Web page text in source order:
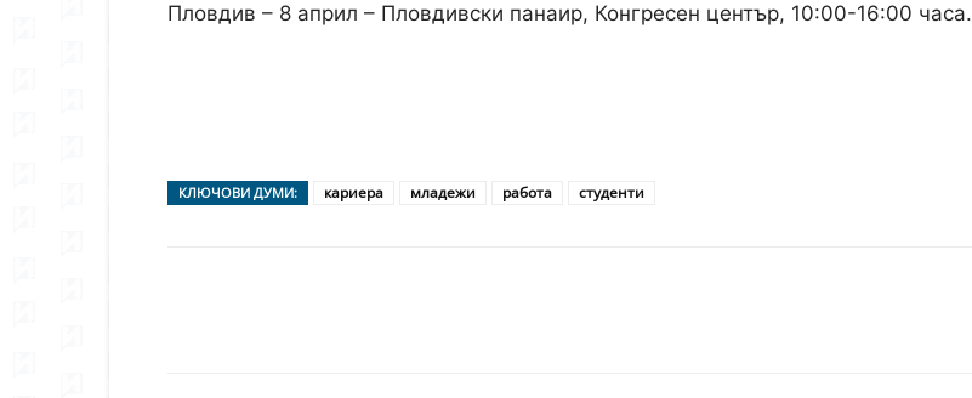
Пловдив – 8 април – Пловдивски панаир, Конгресен център, 10:00-16:00 часа.
КЛЮЧОВИ ДУМИ: кариера младежи работа студенти